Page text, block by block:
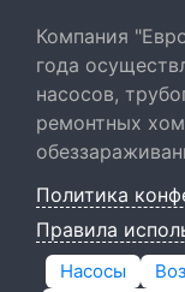
Компания
года
насосов,
ремонтных
Политика
Правила
Насосы